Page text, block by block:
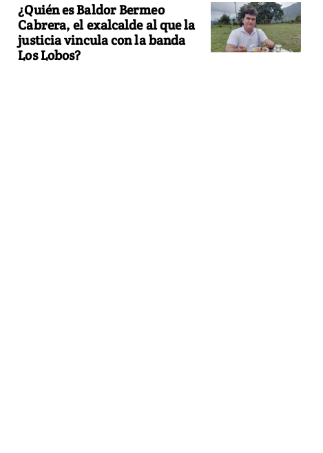
¿Quién es Baldor Bermeo
Cabrera, el exalcalde al que la
justicia vincula con la banda
Los Lobos?